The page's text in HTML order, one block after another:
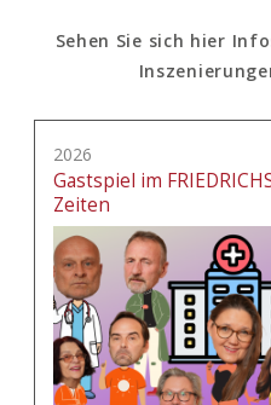
Sehen Sie sich hier
2026
Gastspiel im
Zeiten